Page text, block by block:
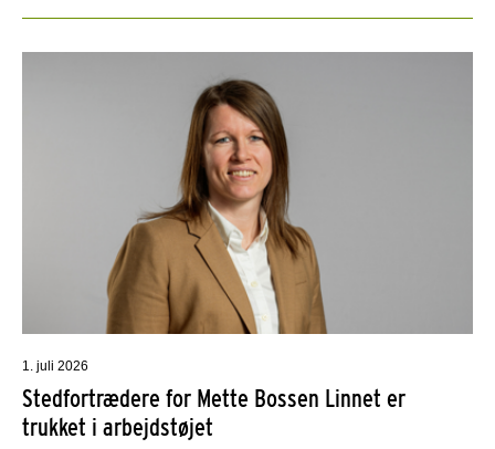
1. juli 2026
Stedfortrædere for Mette Bossen Linnet er
trukket i arbejdstøjet